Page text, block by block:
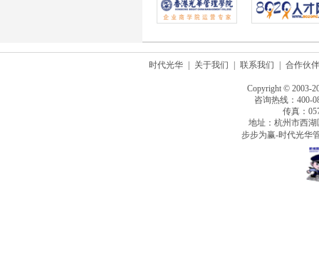
时代光华 关于我们 联系我们 合作伙伴
Copyright © 2003-
咨询热线：400-
传真：
地址：杭州市西
步步为赢-时代光华